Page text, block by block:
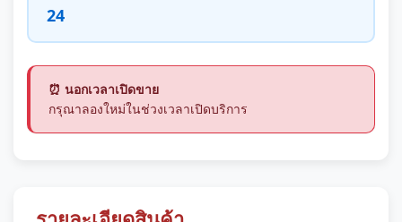
24
⏰ นอกเวลาเปิดขาย
กรุณาลองใหม่ในช่วงเวลาเปิดบริการ